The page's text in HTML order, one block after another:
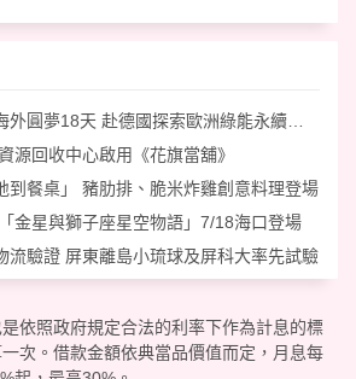
圓夢18天 赴德國探索歐洲綠能永續工業
源回收中心啟用《花旗當舖》
到餐桌」 豬肋排、脆米炸雞創意料理登場
金星與獅子座星空物語」7/18海口登場
流驗證 屏東離島小琉球及屏科大率先試驗
依照政府規定合法的利率下作為計息的標
次。借款金額依典當品價值而定，月息每